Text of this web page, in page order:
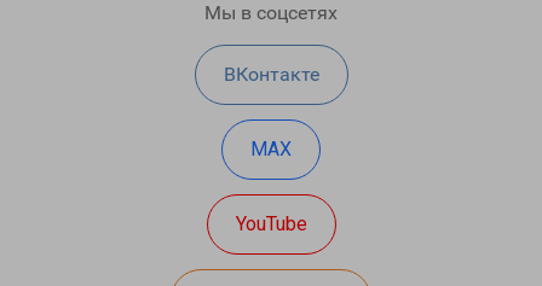
Мы в соцсетях
ВКонтакте
MAX
YouTube